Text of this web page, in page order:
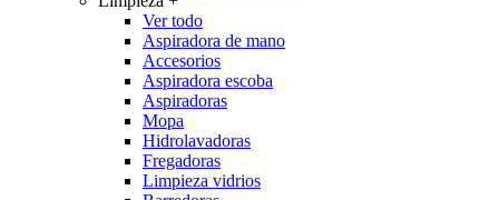
Ver todo
Aspiradora de mano
Accesorios
Aspiradora escoba
Aspiradoras
Mopa
Hidrolavadoras
Fregadoras
Limpieza vidrios